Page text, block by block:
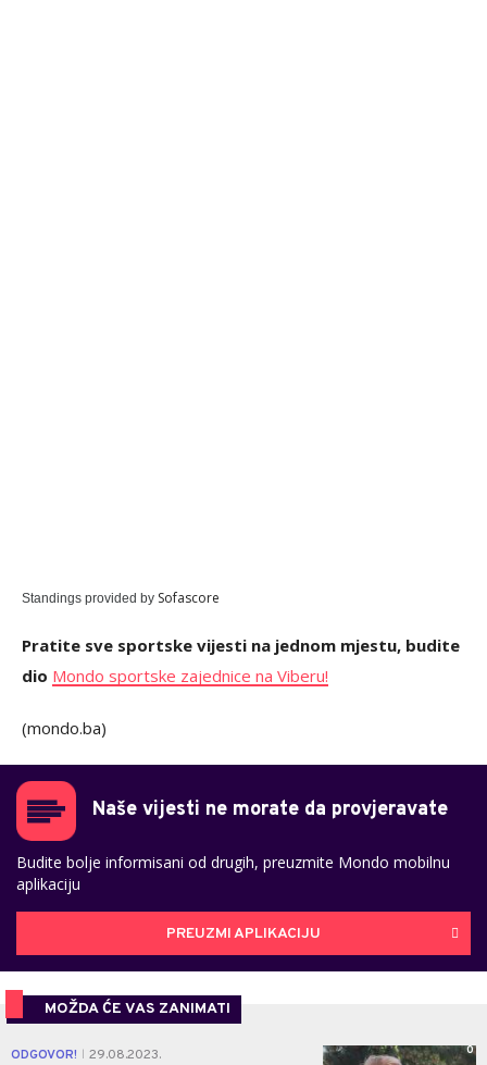
Standings provided by Sofascore
Pratite sve sportske vijesti na jednom mjestu, budite
dio Mondo sportske zajednice na Viberu!
(mondo.ba)
Naše vijesti ne morate da provjeravate
Budite bolje informisani od drugih, preuzmite Mondo mobilnu
aplikaciju
PREUZMI APLIKACIJU
MOŽDA ĆE VAS ZANIMATI
ODGOVOR! 29.08.2023. 0